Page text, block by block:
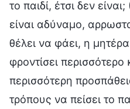
το παιδί, έτσι δεν
είναι αδύναμο,
θέλει να φάει, η
φροντίσει περισσότερο
περισσότερη
τρόπους να πείσει το